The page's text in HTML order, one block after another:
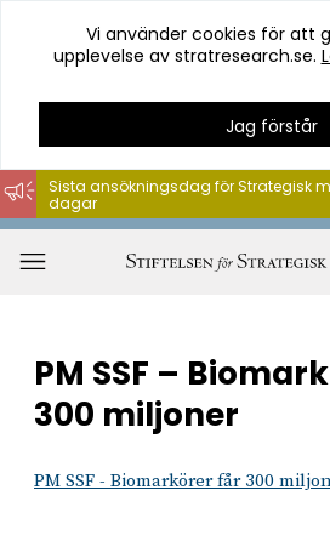
Hoppa
till
innehåll
Vi använder cookies för att
upplevelse av stratresearch.se.
Jag förstår
Sista ansökningsdag för Strategisk
dagar
PM SSF –
300 miljoner
PM SSF - Biomarkörer får 300